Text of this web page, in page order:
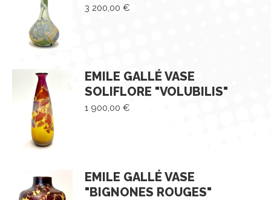
3 200,00 €
EMILE GALLÉ VASE
SOLIFLORE "VOLUBILIS"
1 900,00 €
EMILE GALLÉ VASE
"BIGNONES ROUGES"